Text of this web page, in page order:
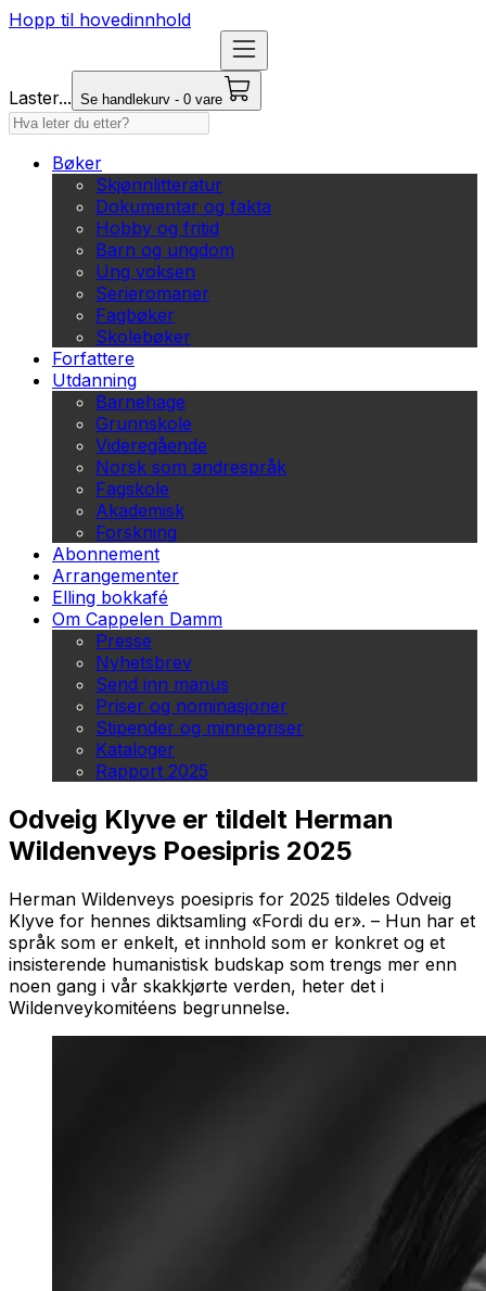
Hopp til hovedinnhold
Laster... Se handlekurv - 0 vare
Bøker
Skjønnlitteratur
Dokumentar og fakta
Hobby og fritid
Barn og ungdom
Ung voksen
Serieromaner
Fagbøker
Skolebøker
Forfattere
Utdanning
Barnehage
Grunnskole
Videregående
Norsk som andrespråk
Fagskole
Akademisk
Forskning
Abonnement
Arrangementer
Elling bokkafé
Om Cappelen Damm
Presse
Nyhetsbrev
Send inn manus
Priser og nominasjoner
Stipender og minnepriser
Kataloger
Rapport 2025
Odveig Klyve er tildelt Herman
Wildenveys Poesipris 2025
Herman Wildenveys poesipris for 2025 tildeles Odveig
Klyve for hennes diktsamling «Fordi du er». – Hun har et
språk som er enkelt, et innhold som er konkret og et
insisterende humanistisk budskap som trengs mer enn
noen gang i vår skakkjørte verden, heter det i
Wildenveykomitéens begrunnelse.